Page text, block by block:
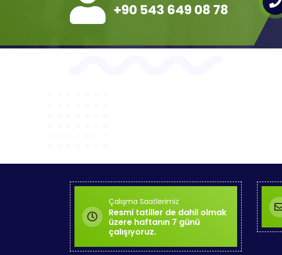
+90 543 649 08 78
Çalışma Saatlerimiz
Resmi tatiller de dahil olmak
üzere haftanın 7 günü
çalışıyoruz.